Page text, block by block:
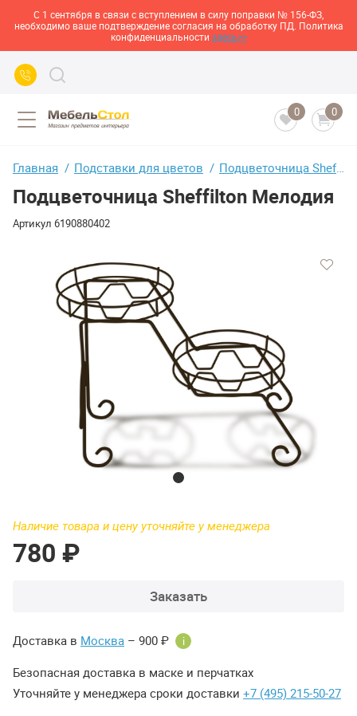
С 1 сентября в связи с вступлением в силу поправки № 156-ФЗ,
необходимо ваше подтверждение согласия на обработку ПД. Политика
конфиденциальности здесь>>
0 0
Главная Подставки для цветов Подцветочница Sheffilton Мелодия
Подцветочница Sheffilton Мелодия
Артикул 6190880402
Наличие товара и цену уточняйте у менеджера
780 ₽
Заказать
Доставка в Москва – 900 ₽ i
Безопасная доставка в маске и перчатках
Уточняйте у менеджера сроки доставки +7 (495) 215-50-27